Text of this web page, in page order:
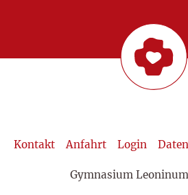
Kontakt Anfahrt Login
Gymnasium